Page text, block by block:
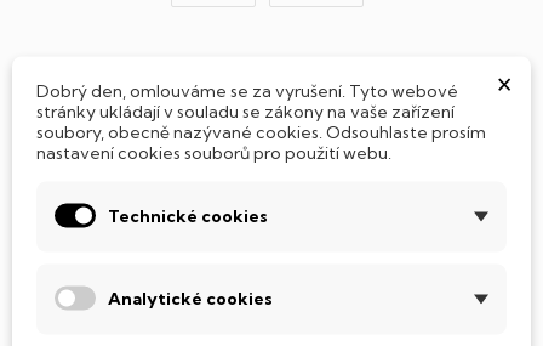
Jak si vybrat notebook nebo počítač?
Připraveno - zapnete a okamžitě pracujte
×
Dobrý den, omlouváme se za vyrušení. Tyto webové
stránky ukládají v souladu se zákony na vaše zařízení
soubory, obecně nazývané cookies. Odsouhlaste prosím
nastavení cookies souborů pro použití webu.
Technické cookies
Analytické cookies